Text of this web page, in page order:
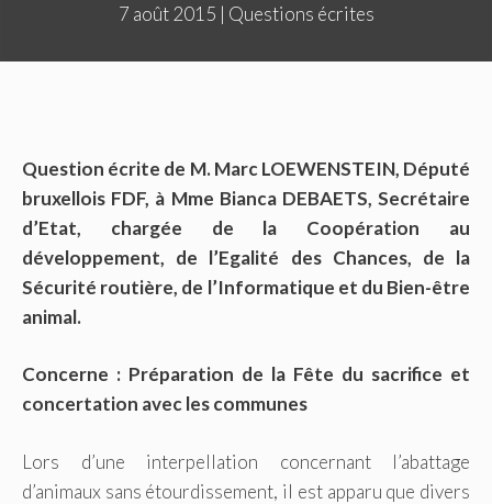
7 août 2015 | Questions écrites
Question écrite de M. Marc LOEWENSTEIN, Député
bruxellois FDF, à Mme Bianca DEBAETS, Secrétaire
d’Etat, chargée de la Coopération au
développement, de l’Egalité des Chances, de la
Sécurité routière, de l’Informatique et du Bien-être
animal.
Concerne : Préparation de la Fête du sacrifice et
concertation avec les communes
Lors d’une interpellation concernant l’abattage
d’animaux sans étourdissement, il est apparu que divers